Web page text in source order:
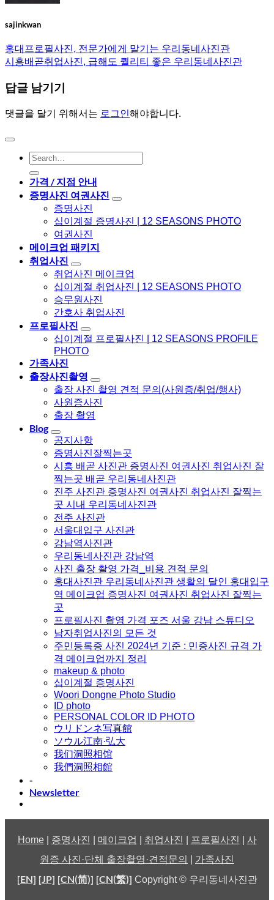
sajinkwan
홍대프로필사진, 전문가에게 맡기는 우리동네사진관
시흥배곧취업사진, 급해도 퀄리티 좋은 우리동네사진관
답글 남기기
댓글을 달기 위해서는 로그인해야합니다.
가격 / 지점 안내
증명사진 여권사진
증명사진
십이계절 증명사진 | 12 SEASONS PHOTO
여권사진
메이크업 패키지
취업사진
취업사진 메이크업
십이계절 취업사진 | 12 SEASONS PHOTO
승무원사진
간호사 취업사진
프로필사진
십이계절 프로필사진 | 12 SEASONS PROFILE
PHOTO
가족사진
출장사진촬영
출장 사진 촬영 견적 문의(사원증/취업/행사)
사원증사진
출장 촬영
Blog
공지사항
증명사진잘찍는곳
시흥 배곧 사진관 증명사진 여권사진 취업사진 잘
찍는곳 배곧 우리동네사진관
진주 사진관 증명사진 여권사진 취업사진 잘찍는
곳 시내 우리동네사진관
전주 사진관
서울대입구 사진관
강남역사진관
우리동네사진관 강남역
사진 출장 촬영 가격_비용 견적 문의
홍대사진관 우리동네사진관 생활의 달인 홍대입구
역 메이크업 증명사진 여권사진 취업사진 잘찍는
곳
프로필사진 촬영 가격 포즈 서울 강남 스튜디오
남자취업사진의 모든 것
주민등록증 사진 2024년 기준 : 민증사진 규격 가
격 메이크업까지 정리
makeup & photo
십이계절 증명사진
Woori Dongne Photo Studio
ID photo
PERSONAL COLOR ID PHOTO
ウリドンネ写真館
ソウル江南·弘大
我们洞照相馆
我們洞照相館
-
Newsletter
Home| 증명사진 메이크업 취업사진 프로필사진
사
원증 사진·단체 출장촬영·견적문의
가족사진
[EN] [JP] [CN(简)] [CN(繁)] Copyright © 우리동네사진관